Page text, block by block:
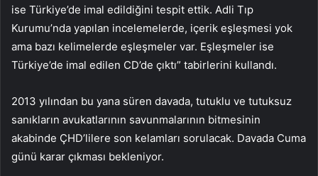
ise Türkiye’de imal edildiğini tespit ettik. Adli Tıp
Kurumu’nda yapılan incelemelerde, içerik eşleşmesi yok
ama bazı kelimelerde eşleşmeler var. Eşleşmeler ise
Türkiye’de imal edilen CD’de çıktı” tabirlerini kullandı.
2013 yılından bu yana süren davada, tutuklu ve tutuksuz
sanıkların avukatlarının savunmalarının bitmesinin
akabinde ÇHD’lilere son kelamları sorulacak. Davada Cuma
günü karar çıkması bekleniyor.